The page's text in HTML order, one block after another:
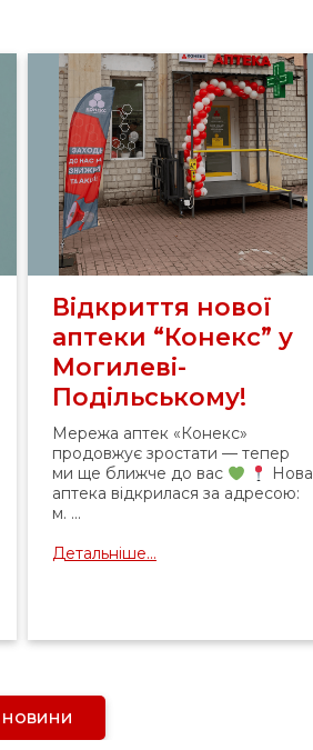
Відкриття нової
аптеки “Конекс” у
Могилеві-
Подільському!
Мережа аптек «Конекс»
продовжує зростати — тепер
ми ще ближче до вас
Нова
аптека відкрилася за адресою:
м. ...
Детальніше...
новини